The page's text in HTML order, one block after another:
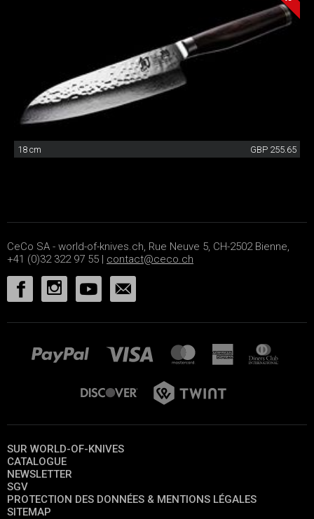
18 cm GBP 255.65
CeCo SA - world-of-knives.ch, Rue Neuve 5, CH-2502 Bienne,
+41 (0)32 322 97 55 | contact@ceco.ch
SUR WORLD-OF-KNIVES
CATALOGUE
NEWSLETTER
SGV
PROTECTION DES DONNÉES & MENTIONS LÉGALES
SITEMAP